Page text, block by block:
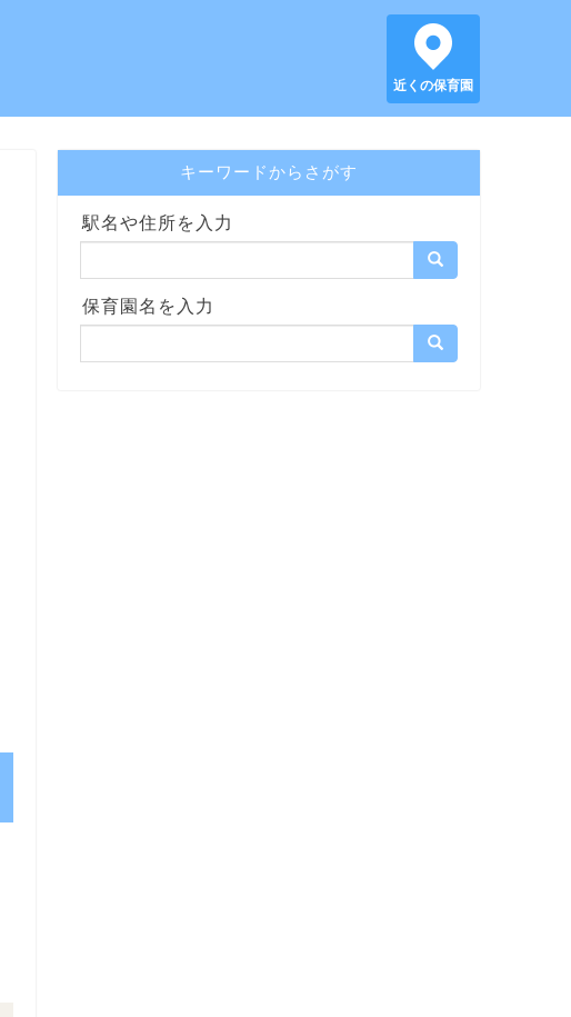
近くの保育園
キーワードからさがす
駅名や住所を入力
保育園名を入力